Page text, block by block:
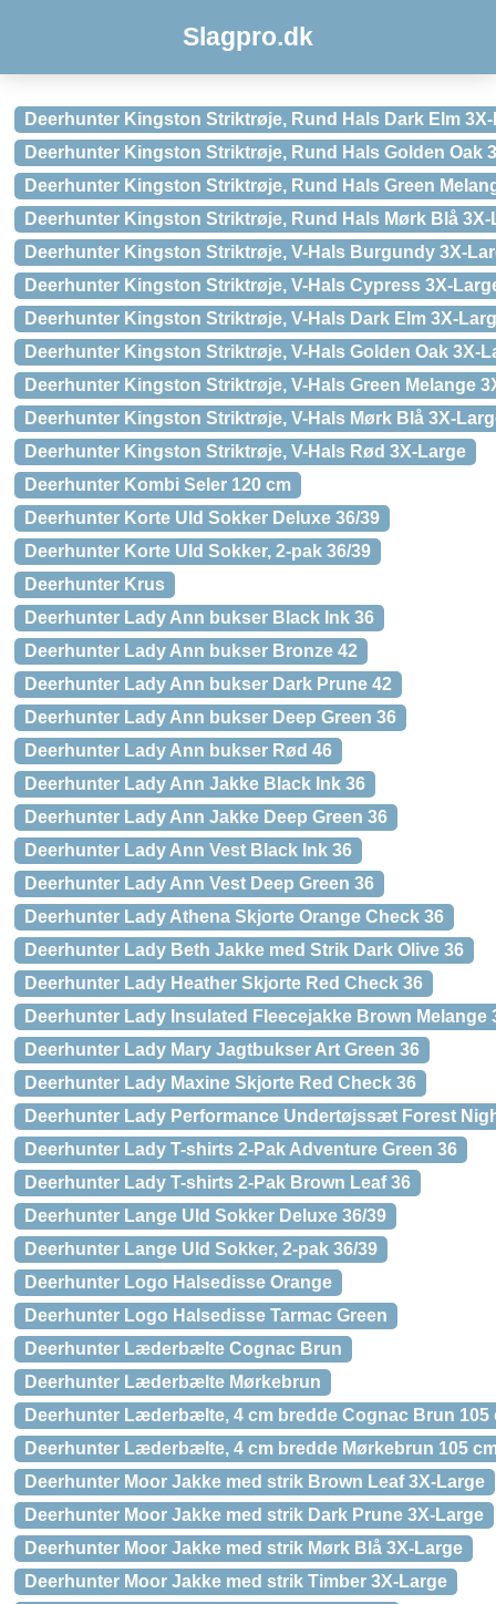
Slagpro.dk
Deerhunter Kingston Striktrøje, Rund Hals Dark Elm
Deerhunter Kingston Striktrøje, Rund Hals Golden Oak
Deerhunter Kingston Striktrøje, Rund Hals Green
Deerhunter Kingston Striktrøje, Rund Hals Mørk Blå 3X-
Deerhunter Kingston Striktrøje, V-Hals Burgundy 3X-
Deerhunter Kingston Striktrøje, V-Hals Cypress 3X-
Deerhunter Kingston Striktrøje, V-Hals Dark Elm 3X-
Deerhunter Kingston Striktrøje, V-Hals Golden Oak 3X-
Deerhunter Kingston Striktrøje, V-Hals Green Melange
Deerhunter Kingston Striktrøje, V-Hals Mørk Blå 3X-
Deerhunter Kingston Striktrøje, V-Hals Rød 3X-Large
Deerhunter Kombi Seler 120 cm
Deerhunter Korte Uld Sokker Deluxe 36/39
Deerhunter Korte Uld Sokker, 2-pak 36/39
Deerhunter Krus
Deerhunter Lady Ann bukser Black Ink 36
Deerhunter Lady Ann bukser Bronze 42
Deerhunter Lady Ann bukser Dark Prune 42
Deerhunter Lady Ann bukser Deep Green 36
Deerhunter Lady Ann bukser Rød 46
Deerhunter Lady Ann Jakke Black Ink 36
Deerhunter Lady Ann Jakke Deep Green 36
Deerhunter Lady Ann Vest Black Ink 36
Deerhunter Lady Ann Vest Deep Green 36
Deerhunter Lady Athena Skjorte Orange Check 36
Deerhunter Lady Beth Jakke med Strik Dark Olive 36
Deerhunter Lady Heather Skjorte Red Check 36
Deerhunter Lady Insulated Fleecejakke Brown Melange
Deerhunter Lady Mary Jagtbukser Art Green 36
Deerhunter Lady Maxine Skjorte Red Check 36
Deerhunter Lady Performance Undertøjssæt Forest
Deerhunter Lady T-shirts 2-Pak Adventure Green 36
Deerhunter Lady T-shirts 2-Pak Brown Leaf 36
Deerhunter Lange Uld Sokker Deluxe 36/39
Deerhunter Lange Uld Sokker, 2-pak 36/39
Deerhunter Logo Halsedisse Orange
Deerhunter Logo Halsedisse Tarmac Green
Deerhunter Læderbælte Cognac Brun
Deerhunter Læderbælte Mørkebrun
Deerhunter Læderbælte, 4 cm bredde Cognac Brun 105
Deerhunter Læderbælte, 4 cm bredde Mørkebrun 105
Deerhunter Moor Jakke med strik Brown Leaf 3X-Large
Deerhunter Moor Jakke med strik Dark Prune 3X-Large
Deerhunter Moor Jakke med strik Mørk Blå 3X-Large
Deerhunter Moor Jakke med strik Timber 3X-Large